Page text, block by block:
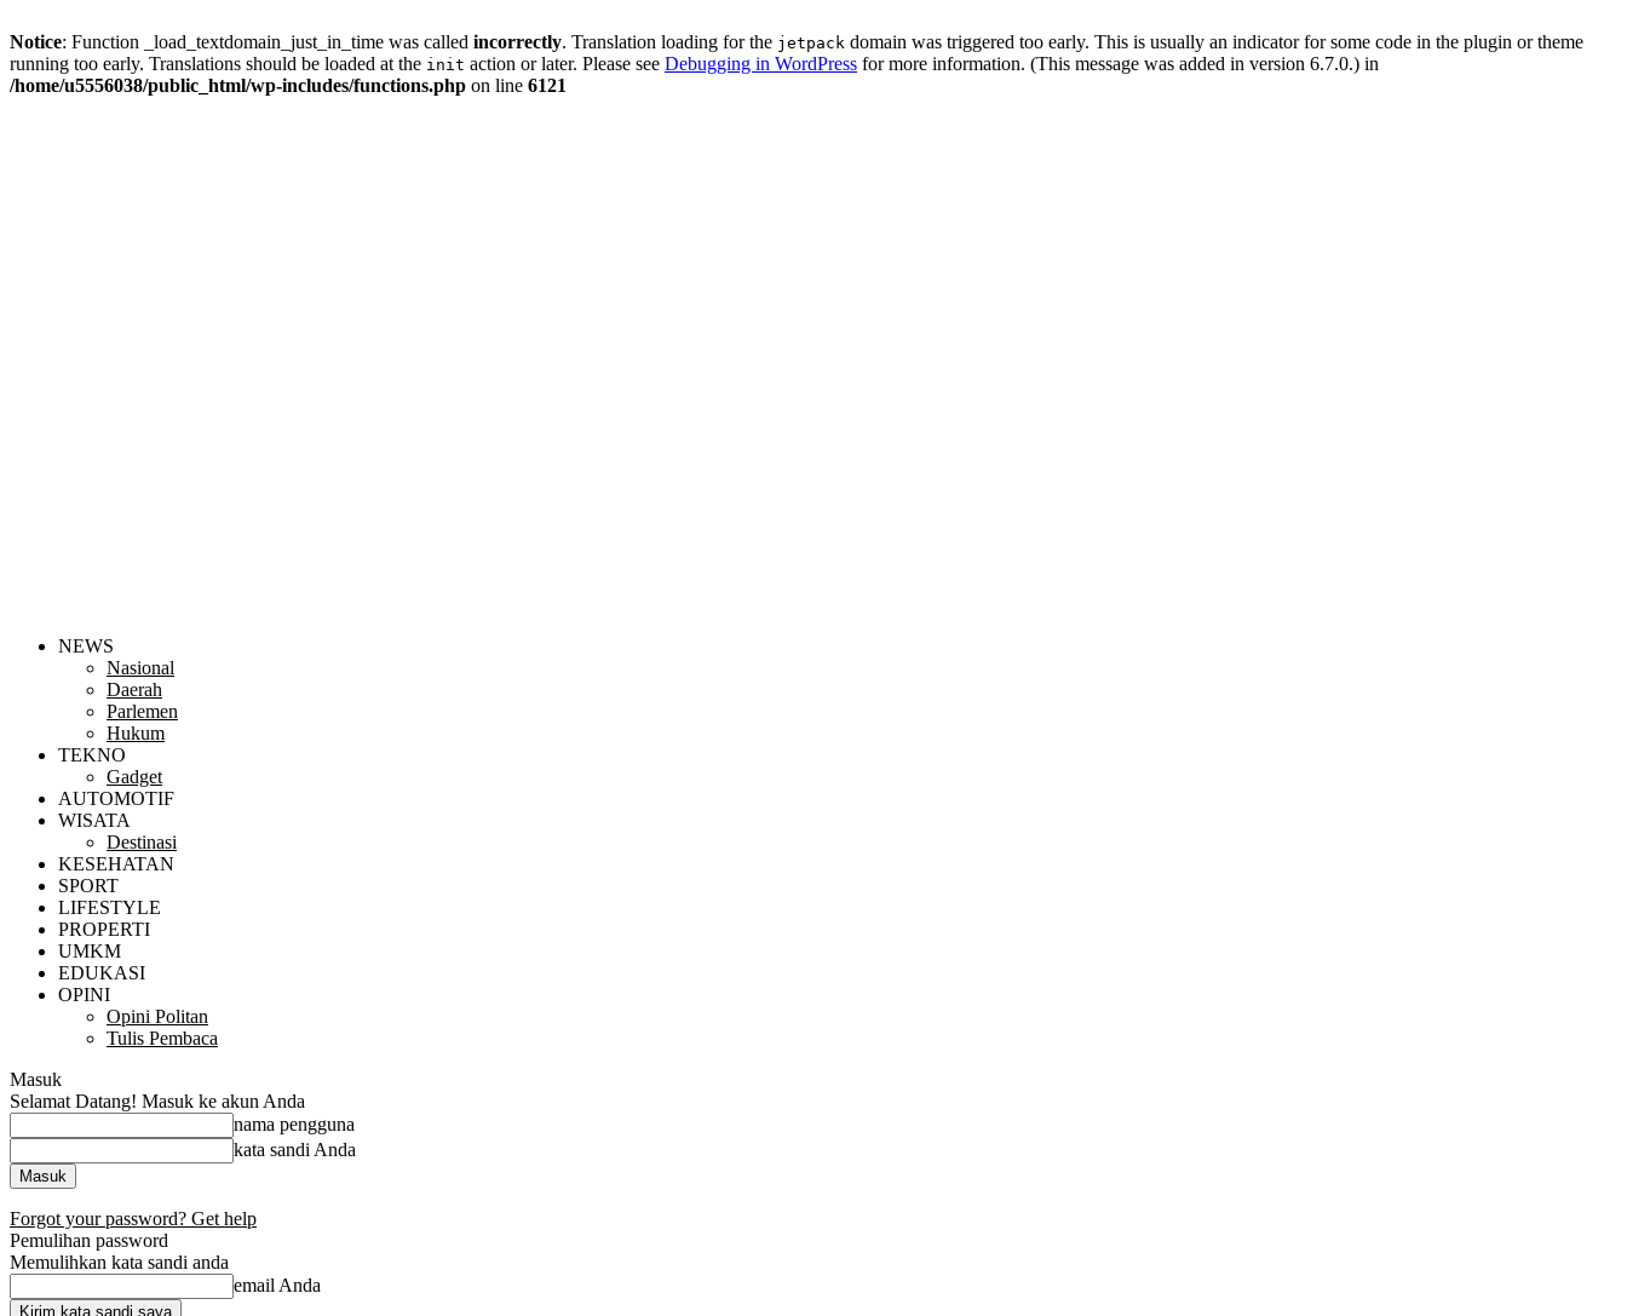
Notice: Function _load_textdomain_just_in_time was called incorrectly. Translation loading for the jetpack domain was triggered too early. This is usually an indicator for some code in the plugin or theme
running too early. Translations should be loaded at the init action or later. Please see Debugging in WordPress for more information. (This message was added in version 6.7.0.) in
/home/u5556038/public_html/wp-includes/functions.php on line 6121
NEWS
Nasional
Daerah
Parlemen
Hukum
TEKNO
Gadget
AUTOMOTIF
WISATA
Destinasi
KESEHATAN
SPORT
LIFESTYLE
PROPERTI
UMKM
EDUKASI
OPINI
Opini Politan
Tulis Pembaca
Masuk
Selamat Datang! Masuk ke akun Anda
nama pengguna
kata sandi Anda
Forgot your password? Get help
Pemulihan password
Memulihkan kata sandi anda
email Anda